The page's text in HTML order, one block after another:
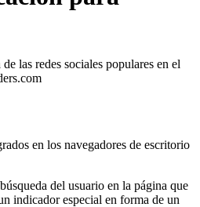
las redes sociales populares en el
en los navegadores de escritorio
del usuario en la página que
indicador especial en forma de un